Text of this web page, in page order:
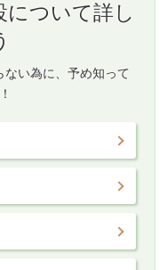
について詳し
い為に、予め知って